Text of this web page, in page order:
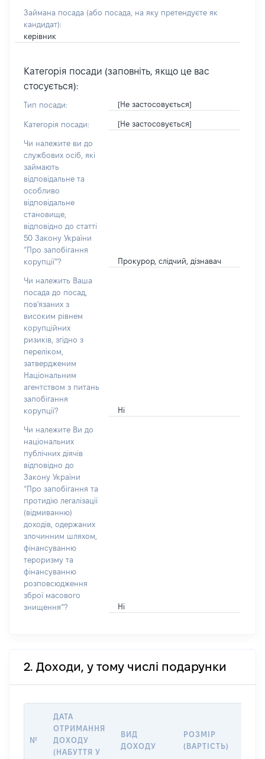
Займана посада (або посада, на яку претендуєте як
кандидат):
керівник
Категорія посади (заповніть, якщо це вас
стосується):
Тип посади: [Не застосовується]
Категорія посади: [Не застосовується]
Чи належите ви до
службових осіб, які
займають
відповідальне та
особливо
відповідальне
становище,
відповідно до статті
50 Закону України
“Про запобігання
корупції”?
Прокурор, слідчий, дізнавач
Чи належить Ваша
посада до посад,
пов'язаних з
високим рівнем
корупційних
ризиків, згідно з
переліком,
затвердженим
Національним
агентством з питань
запобігання
корупції?
Ні
Чи належите Ви до
національних
публічних діячів
відповідно до
Закону України
“Про запобігання та
протидію легалізації
(відмиванню)
доходів, одержаних
злочинним шляхом,
фінансуванню
тероризму та
фінансуванню
розповсюдження
зброї масового
знищення”?
Ні
2. Доходи, у тому числі подарунки
№
ДАТА
ОТРИМАННЯ
ДОХОДУ
(НАБУТТЯ У
ВИД
ДОХОДУ
РОЗМІР
(ВАРТІСТЬ)